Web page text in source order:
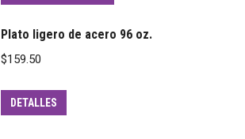
Plato ligero de acero 96 oz.
$159.50
DETALLES